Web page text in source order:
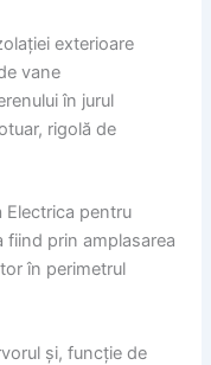
exterioare
vane
în jurul
rigolă de
Electrica pentru
fiind prin amplasarea
în perimetrul
și, funcție de